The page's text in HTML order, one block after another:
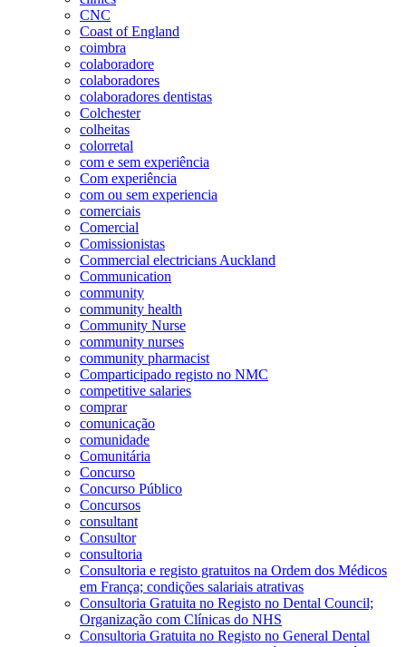
CNC
Coast of England
coimbra
colaboradore
colaboradores
colaboradores dentistas
Colchester
colheitas
colorretal
com e sem experiência
Com experiência
com ou sem experiencia
comerciais
Comercial
Comissionistas
Commercial electricians Auckland
Communication
community
community health
Community Nurse
community nurses
community pharmacist
Comparticipado registo no NMC
competitive salaries
comprar
comunicação
comunidade
Comunitária
Concurso
Concurso Público
Concursos
consultant
Consultor
consultoria
Consultoria e registo gratuitos na Ordem dos Médicos
em França; condições salariais atrativas
Consultoria Gratuita no Registo no Dental Council;
Organização com Clínicas do NHS
Consultoria Gratuita no Registo no General Dental